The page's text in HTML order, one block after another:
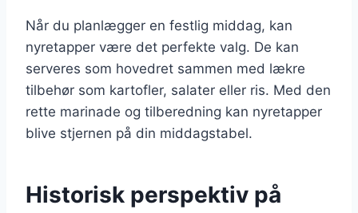
Når du planlægger en festlig middag, kan
nyretapper være det perfekte valg. De kan
serveres som hovedret sammen med lækre
tilbehør som kartofler, salater eller ris. Med den
rette marinade og tilberedning kan nyretapper
blive stjernen på din middagstabel.
Historisk perspektiv på